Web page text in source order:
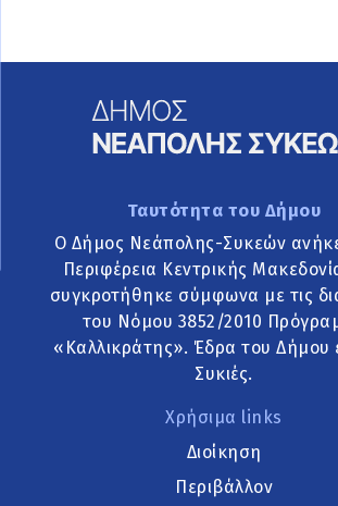
Ταυτότητα του Δήμου
Ο Δήμος Νεάπολης-Συκεών
Περιφέρεια Κεντρικής
συγκροτήθηκε σύμφωνα με τις
του Νόμου 3852/2010
«Καλλικράτης». Έδρα του Δήμου
Συκιές.
Χρήσιμα links
Διοίκηση
Περιβάλλον